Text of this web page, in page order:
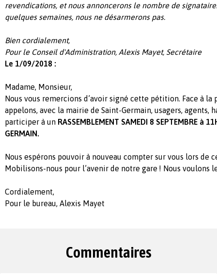
revendications, et nous annoncerons le nombre de
quelques semaines, nous ne désarmerons pas.
Bien cordialement,
Pour le Conseil d'Administration, Alexis Mayet, Secrétaire
Le 1/09/2018 :
Madame, Monsieur,
Nous vous remercions d’avoir signé cette pétition. Face à la
appelons, avec la mairie de Saint-Germain, usagers, agents,
participer à un RASSEMBLEMENT SAMEDI 8 SEPTEMBRE à
GERMAIN.
Nous espérons pouvoir à nouveau compter sur vous lors de
Mobilisons-nous pour l’avenir de notre gare ! Nous voulons
Cordialement,
Pour le bureau, Alexis Mayet
Commentaires